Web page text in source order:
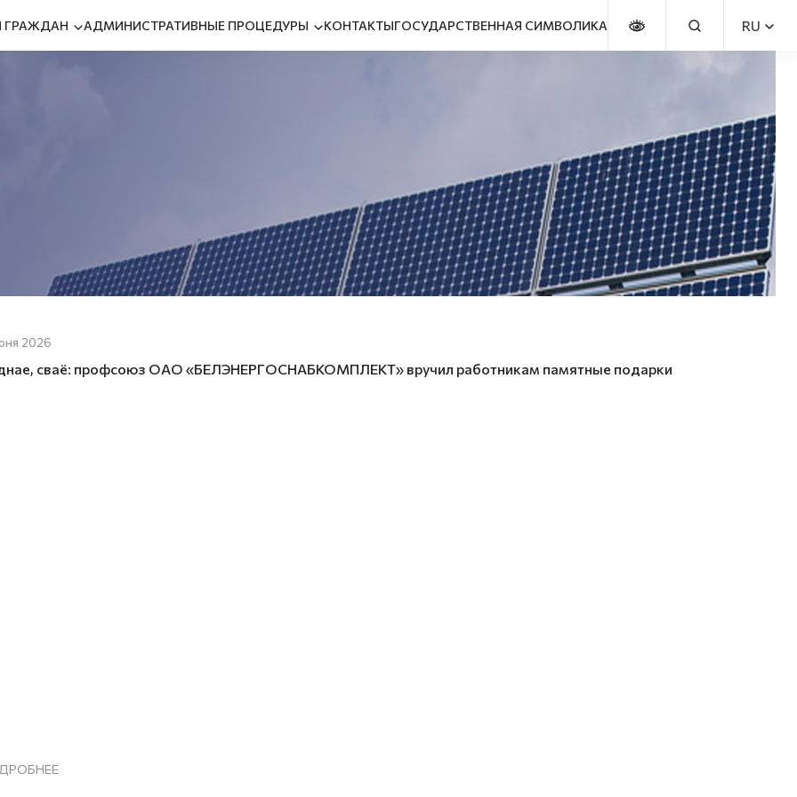
ГРАЖДАН АДМИНИСТРАТИВНЫЕ ПРОЦЕДУРЫ КОНТАКТЫГОСУДАРСТВЕННАЯ СИМВОЛИКА RU
2026
сваё: профсоюз ОАО «БЕЛЭНЕРГОСНАБКОМПЛЕКТ» вручил работникам памятные подарки